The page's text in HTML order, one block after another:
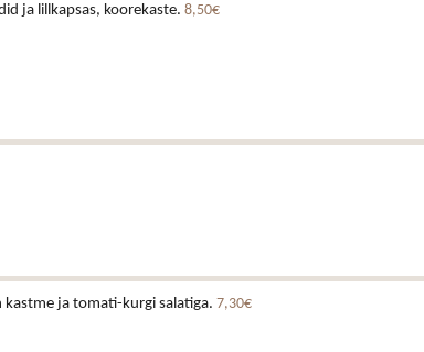
ja lillkapsas, koorekaste. 8,50€
kastme ja tomati-kurgi salatiga. 7,30€